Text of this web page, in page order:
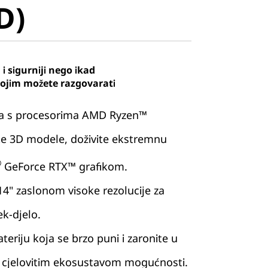
i sigurniji nego ikad
možete razgovarati
s procesorima AMD Ryzen™
3D modele, doživite ekstremnu
GeForce RTX™ grafikom.
zaslonom visoke rezolucije za
djelo.
koja se brzo puni i zaronite u
ekosustavom mogućnosti.